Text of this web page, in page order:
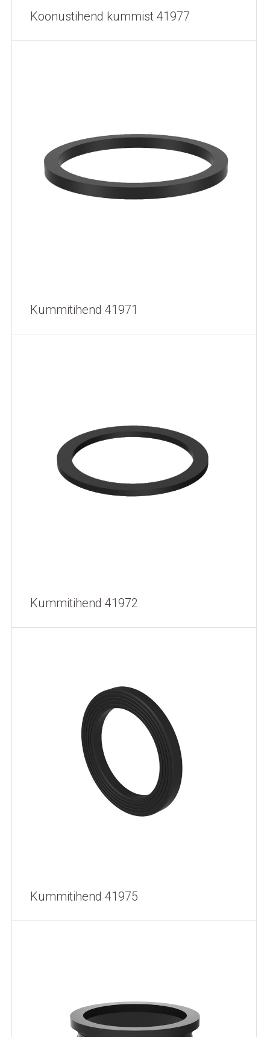
Koonustihend kummist 41977
Kummitihend 41971
Kummitihend 41972
Kummitihend 41975